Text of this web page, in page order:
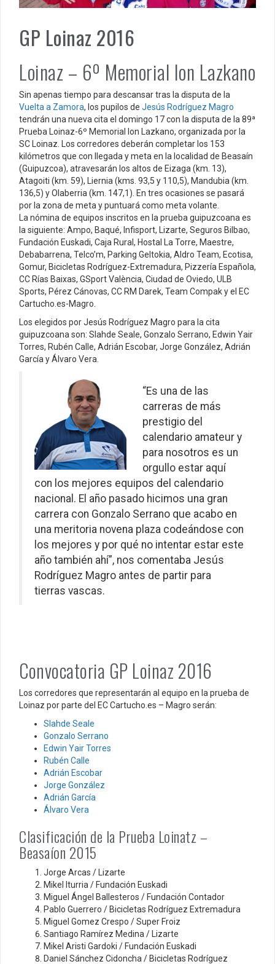
GP Loinaz 2016
Loinaz – 6º Memorial Ion Lazkano
Sin apenas tiempo para descansar tras la disputa de la
Vuelta a Zamora, los pupilos de Jesús Rodríguez Magro
tendrán una nueva cita el domingo 17 con la disputa de la 89ª
Prueba Loinaz-6º Memorial Ion Lazkano, organizada por la
SC Loinaz. Los corredores deberán completar los 153
kilómetros que con llegada y meta en la localidad de Beasaín
(Guipuzcoa), atravesarán los altos de Eizaga (km. 13),
Atagoiti (km. 59), Liernia (kms. 93,5 y 110,5), Mandubia (km.
136,5) y Olaberria (km. 147,1). En tres ocasiones se pasará
por la zona de meta y puntuará como meta volante.
La nómina de equipos inscritos en la prueba guipuzcoana es
la siguiente: Ampo, Baqué, Infisport, Lizarte, Seguros Bilbao,
Fundación Euskadi, Caja Rural, Hostal La Torre, Maestre,
Debabarrena, Telco’m, Parking Geltokia, Aldro Team, Ecotisa,
Gomur, Bicicletas Rodríguez-Extremadura, Pizzería Española,
CC Rías Baixas, GSport València, Ciudad de Oviedo, ULB
Sports, Pérez Cánovas, CC RM Darek, Team Compak y el EC
Cartucho.es-Magro.
Los elegidos por Jesús Rodríguez Magro para la cita
guipuzcoana son: Slahde Seale, Gonzalo Serrano, Edwin Yair
Torres, Rubén Calle, Adrián Escobar, Jorge González, Adrián
García y Álvaro Vera.
“Es una de las
carreras de más
prestigio del
calendario amateur y
para nosotros es un
orgullo estar aquí
con los mejores equipos del calendario
nacional. El año pasado hicimos una gran
carrera con Gonzalo Serrano que acabo en
una meritoria novena plaza codeándose con
los mejores y por qué no intentar estar este
año también ahí”, nos comentaba Jesús
Rodríguez Magro antes de partir para
tierras vascas.
Convocatoria GP Loinaz 2016
Los corredores que representarán al equipo en la prueba de
Loinaz por parte del EC Cartucho.es – Magro serán:
Slahde Seale
Gonzalo Serrano
Edwin Yair Torres
Rubén Calle
Adrián Escobar
Jorge González
Adrián García
Álvaro Vera
Clasificación de la Prueba Loinatz –
Beasaíon 2015
Jorge Arcas / Lizarte
Mikel Iturria / Fundación Euskadi
Miguel Ángel Ballesteros / Fundación Contador
Pablo Guerrero / Bicicletas Rodríguez Extremadura
Miguel Gomez Crespo / Super Froiz
Santiago Ramírez Medina / Lizarte
Mikel Aristi Gardoki / Fundación Euskadi
Daniel Sánchez Cidoncha / Bicicletas Rodríguez